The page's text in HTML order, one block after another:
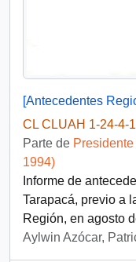
CL CLUAH 1-24-4-
Parte de
1994)
Informe de
Tarapacá, previo a
Región, en agosto
Aylwin Azócar,